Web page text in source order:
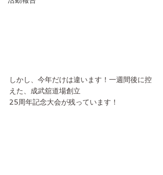
しかし、今年だけは違います！一週間後に控
えた、成武舘道場創立
25周年記念大会が残っています！